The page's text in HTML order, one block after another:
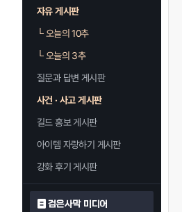
자유 게시판
└오늘의 10추
└오늘의 3추
질문과 답변 게시판
사건 · 사고 게시판
길드 홍보 게시판
아이템 자랑하기 게시판
강화 후기 게시판
검은사막 미디어